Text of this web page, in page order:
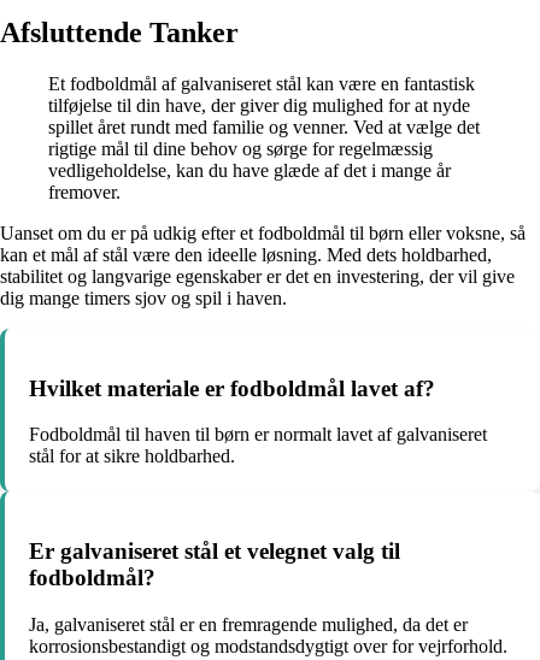
Afsluttende Tanker
Et fodboldmål af galvaniseret stål kan være en fantastisk
tilføjelse til din have, der giver dig mulighed for at nyde
spillet året rundt med familie og venner. Ved at vælge det
rigtige mål til dine behov og sørge for regelmæssig
vedligeholdelse, kan du have glæde af det i mange år
fremover.
Uanset om du er på udkig efter et fodboldmål til børn eller voksne, så
kan et mål af stål være den ideelle løsning. Med dets holdbarhed,
stabilitet og langvarige egenskaber er det en investering, der vil give
dig mange timers sjov og spil i haven.
Hvilket materiale er fodboldmål lavet af?
Fodboldmål til haven til børn er normalt lavet af galvaniseret
stål for at sikre holdbarhed.
Er galvaniseret stål et velegnet valg til
fodboldmål?
Ja, galvaniseret stål er en fremragende mulighed, da det er
korrosionsbestandigt og modstandsdygtigt over for vejrforhold.